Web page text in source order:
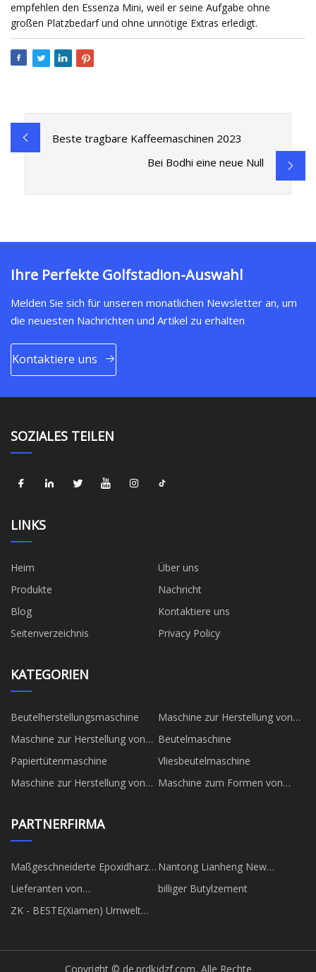
empfehlen den Essenza Mini, weil er seine Aufgabe ohne
großen Platzbedarf und ohne unnötige Extras erledigt.
Beste tragbare Kaffeemaschinen 2023
Bei Bodhi eine neue Null
Ihre Perfekte Golfstadion-Auswahl
Melden Sie sich für unseren monatlichen Newsletter an, um
die neuesten Nachrichten und Artikel zu erhalten
Kontaktiere uns
SOZIALES TEILEN
LINKS
Heim
Über uns
Produkte
Nachricht
Blog
Kontaktiere uns
Seitenverzeichnis
Privacy Policy
KATEGORIEN
Beutelherstellungsmaschine
Maschine zur Herstellung von
Papiertüten
Maschine zur Herstellung von
Vliesbeuteln
Beutelmaschine
Papiertütenmaschine
Vliesbeutelmaschine
Maschine zur Herstellung von
Maschine zum Formen von
PARTNERFIRMA
Maßgeschneiderte Epoxidharze
als Pulverlackmaterial
Nantong Lianheng New
Material Co., Ltd
Lieferanten von
Eckduschregalen
billiger Butylzement
ZK - BESTE(Xiamen) Umwelt
Copyright © de.prdkjdzf.com, Alle Rechte